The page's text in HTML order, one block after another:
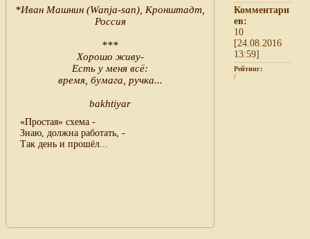
*Иван Машнин (Wanja-san), Кронштадт,
Россия
***
Хорошо живу-
Есть у меня всё:
время, бумага, ручка...
bakhtiyar
«Простая» схема -
Знаю, должна работать, -
Так день и прошёл...
Комментари
ев:
10
[24.08.2016
13:59]
Рейтинг:
/